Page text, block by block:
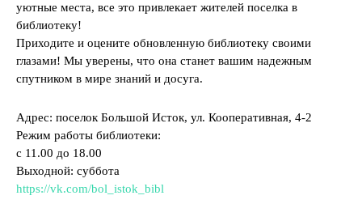
уютные места, все это привлекает жителей поселка в
библиотеку!
Приходите и оцените обновленную библиотеку своими
глазами! Мы уверены, что она станет вашим надежным
спутником в мире знаний и досуга.
Адрес: поселок Большой Исток, ул. Кооперативная, 4-2
Режим работы библиотеки:
с 11.00 до 18.00
Выходной: суббота
https://vk.com/bol_istok_bibl